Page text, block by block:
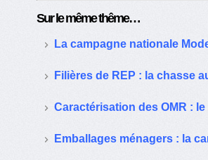
Sur le même thême…
La campagne nationale
Filières de REP : la chasse
Caractérisation des OMR :
Emballages ménagers : la